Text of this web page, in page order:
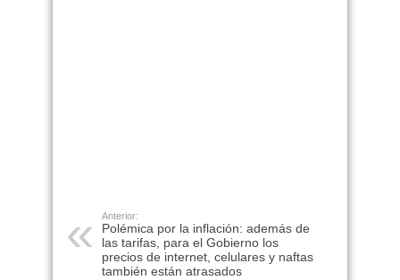
Anterior:
Polémica por la inflación: además de
las tarifas, para el Gobierno los
precios de internet, celulares y naftas
también están atrasados